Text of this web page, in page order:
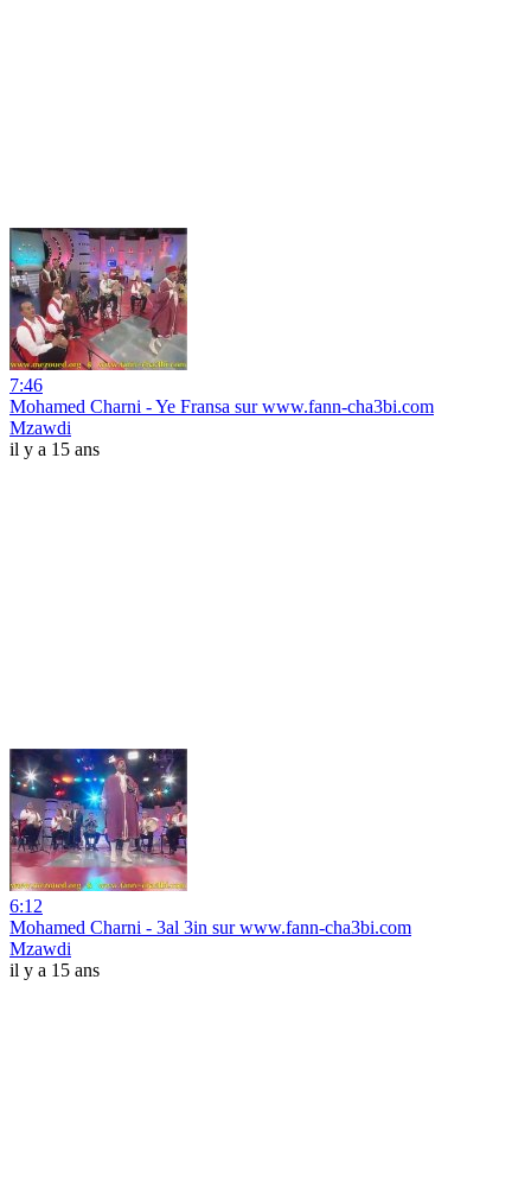
7:46
Mohamed Charni - Ye Fransa sur www.fann-cha3bi.com
Mzawdi
il y a 15 ans
6:12
Mohamed Charni - 3al 3in sur www.fann-cha3bi.com
Mzawdi
il y a 15 ans